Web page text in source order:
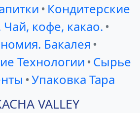
• Кондитерские
Чай, кофе, какао. •
Бакалея •
Технологии • Сырье
•Упаковка Тара
VALLEY